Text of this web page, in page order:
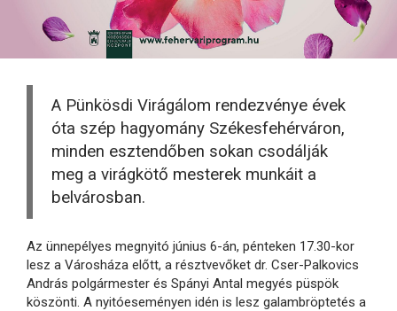
A Pünkösdi Virágálom rendezvénye évek
óta szép hagyomány Székesfehérváron,
minden esztendőben sokan csodálják
meg a virágkötő mesterek munkáit a
belvárosban.
Az ünnepélyes megnyitó június 6-án, pénteken 17.30-kor
lesz a Városháza előtt, a résztvevőket dr. Cser-Palkovics
András polgármester és Spányi Antal megyés püspök
köszönti. A nyitóeseményen idén is lesz galambröptetés a